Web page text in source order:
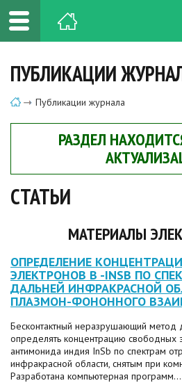
ПУБЛИКАЦИИ
Публикации журнала
РАЗДЕЛ
СТАТЬИ
MАТЕРИАЛЫ
ОПРЕДЕЛЕНИЕ
ЭЛЕКТРОНОВ В -INSB ПО
ДАЛЬНЕЙ ИНФРАКРАСНОЙ
ПЛАЗМОН-ФОНОННОГО
Бесконтактный неразрушающий метод
определять концентрацию свободных
антимонида индия InSb по спектрам
инфракрасной области, снятым при
Разработана компьютерная программ...